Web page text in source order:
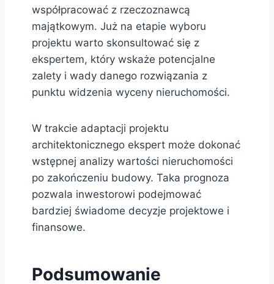
współpracować z rzeczoznawcą
majątkowym. Już na etapie wyboru
projektu warto skonsultować się z
ekspertem, który wskaże potencjalne
zalety i wady danego rozwiązania z
punktu widzenia wyceny nieruchomości.
W trakcie adaptacji projektu
architektonicznego ekspert może dokonać
wstępnej analizy wartości nieruchomości
po zakończeniu budowy. Taka prognoza
pozwala inwestorowi podejmować
bardziej świadome decyzje projektowe i
finansowe.
Podsumowanie